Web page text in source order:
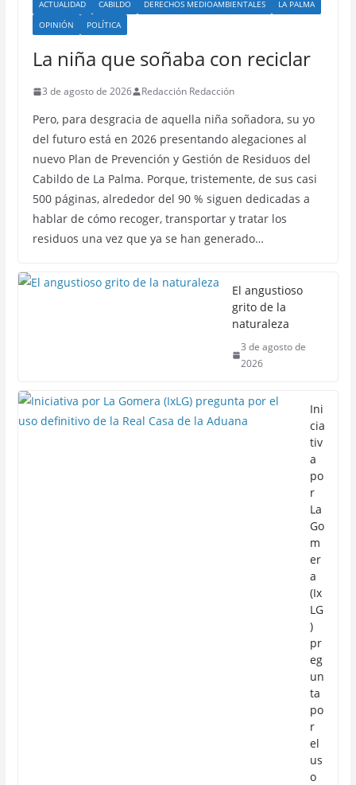
ACTUALIDAD CABILDO DERECHOS MEDIOAMBIENTALES
LA PALMA
OPINIÓN
POLÍTICA
La niña que soñaba con reciclar
3 de agosto de 2026 Redacción Redacción
Pero, para desgracia de aquella niña soñadora, su yo
del futuro está en 2026 presentando alegaciones al
nuevo Plan de Prevención y Gestión de Residuos del
Cabildo de La Palma. Porque, tristemente, de sus casi
500 páginas, alrededor del 90 % siguen dedicadas a
hablar de cómo recoger, transportar y tratar los
residuos una vez que ya se han generado…
El angustioso
grito de la
naturaleza
3 de agosto de
2026
Ini
cia
tiv
a
po
r
La
Go
m
er
a
(Ix
LG
)
pr
eg
un
ta
po
r
el
us
o